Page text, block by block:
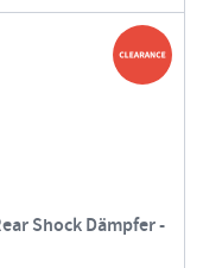
Shock Dämpfer -